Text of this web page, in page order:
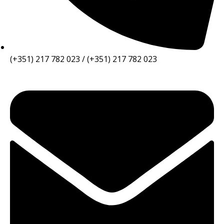
(+351) 217 782 023 / (+351) 217 782 023